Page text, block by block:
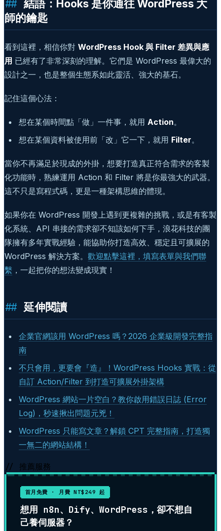
結語：Hooks 是你通往 WordPress 大
師的鑰匙
看到這裡，相信你對 WordPress Hook 與 Filter 差異與應
用 已經有了非常深刻的理解。它們是 WordPress 最偉大的
設計之一，也是整個生態系如此靈活、強大的基石。
記住這個心法：
想在某個時間點「做」一件事，就用 Action。
想在某個資料被使用前「改」它一下，就用 Filter。
當你不再滿足於現成的外掛，想要打造真正符合需求的客製
化功能時，熟練運用 Action 和 Filter 將是你最強大的武器。
這不只是寫程式碼，更是一種架構思維的體現。
如果你在 WordPress 開發上遇到更複雜的挑戰，或是有客製
化系統、API 串接的需求卻不知該如何下手，浪花科技的團
隊擁有多年實戰經驗，能協助你打造高效、穩定且可擴展的
WordPress 解決方案。 歡迎點擊這裡，填寫表單與我們聯
繫 ，一起把你的想法變成現實！
延伸閱讀
企業官網該用 WordPress 嗎？2026 企業級開發完整指
南
不只會用，更要會『造』！WordPress Hooks 實戰：從
自訂 Action/Filter 到打造可擴展外掛架構
WordPress 網站一片空白？教你啟用錯誤日誌 (Error
Log)，秒速揪出問題元兇！
WordPress 只能寫文章？解鎖 CPT 完整指南，打造獨
一無二的網站結構！
// 推薦服務
首月免費 · 月費 NT$249 起
想用 n8n、Dify、WordPress，卻不想自
己養伺服器？